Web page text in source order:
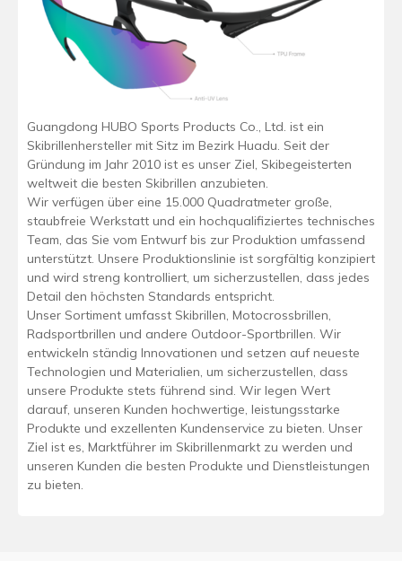
Guangdong HUBO Sports Products Co., Ltd. ist ein
Skibrillenhersteller mit Sitz im Bezirk Huadu. Seit der
Gründung im Jahr 2010 ist es unser Ziel, Skibegeisterten
weltweit die besten Skibrillen anzubieten.
Wir verfügen über eine 15.000 Quadratmeter große,
staubfreie Werkstatt und ein hochqualifiziertes technisches
Team, das Sie vom Entwurf bis zur Produktion umfassend
unterstützt. Unsere Produktionslinie ist sorgfältig konzipiert
und wird streng kontrolliert, um sicherzustellen, dass jedes
Detail den höchsten Standards entspricht.
Unser Sortiment umfasst Skibrillen, Motocrossbrillen,
Radsportbrillen und andere Outdoor-Sportbrillen. Wir
entwickeln ständig Innovationen und setzen auf neueste
Technologien und Materialien, um sicherzustellen, dass
unsere Produkte stets führend sind. Wir legen Wert
darauf, unseren Kunden hochwertige, leistungsstarke
Produkte und exzellenten Kundenservice zu bieten. Unser
Ziel ist es, Marktführer im Skibrillenmarkt zu werden und
unseren Kunden die besten Produkte und Dienstleistungen
zu bieten.